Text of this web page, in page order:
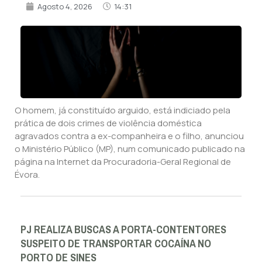
Agosto 4, 2026 14:31
O homem, já constituído arguido, está indiciado pela
prática de dois crimes de violência doméstica
agravados contra a ex-companheira e o filho, anunciou
o Ministério Público (MP), num comunicado publicado na
página na Internet da Procuradoria-Geral Regional de
Évora.
PJ REALIZA BUSCAS A PORTA-CONTENTORES
SUSPEITO DE TRANSPORTAR COCAÍNA NO
PORTO DE SINES